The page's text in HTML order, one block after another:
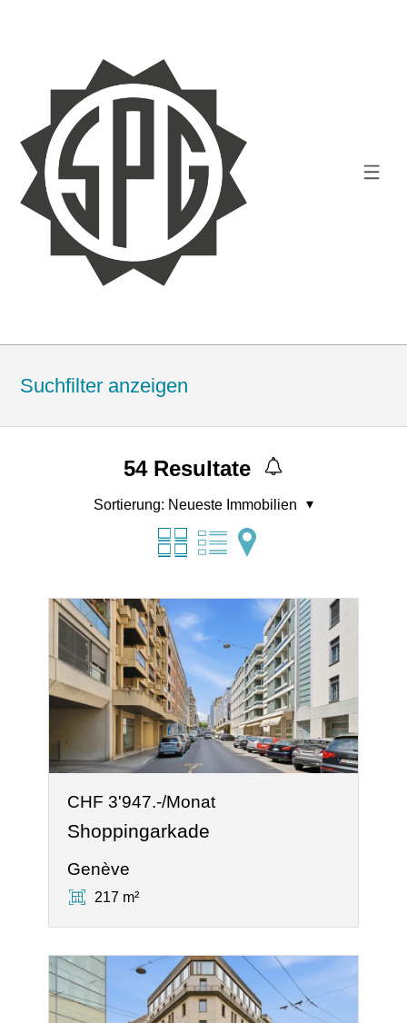
Suchfilter anzeigen
54Resultate
Sortierung: Neueste Immobilien
CHF 3'947.-/Monat
Shoppingarkade
Genève
217 m²